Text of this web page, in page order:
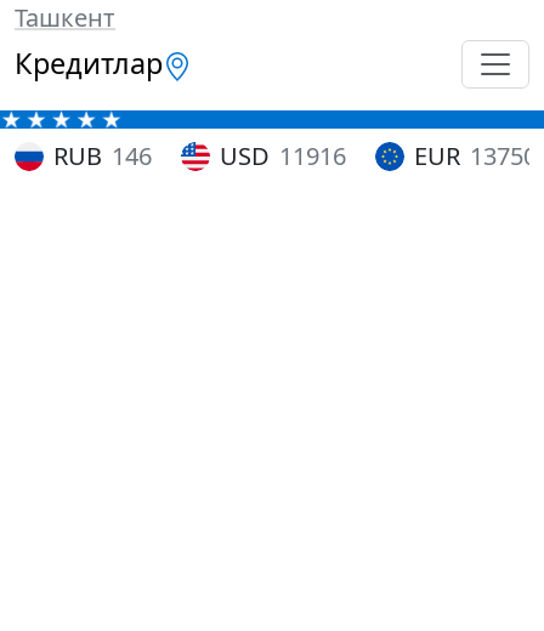
Ташкент
Кредитлар
RUB 146 USD 11916 EUR 13750